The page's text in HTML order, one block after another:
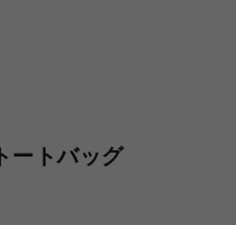
ートバッグ